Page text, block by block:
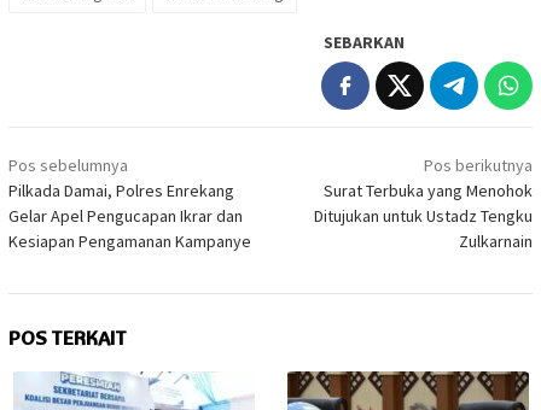
SEBARKAN
Navigasi
pos
Pos sebelumnya
Pilkada Damai, Polres Enrekang
Gelar Apel Pengucapan Ikrar dan
Kesiapan Pengamanan Kampanye
Pos berikutnya
Surat Terbuka yang Menohok
Ditujukan untuk Ustadz Tengku
Zulkarnain
POS TERKAIT